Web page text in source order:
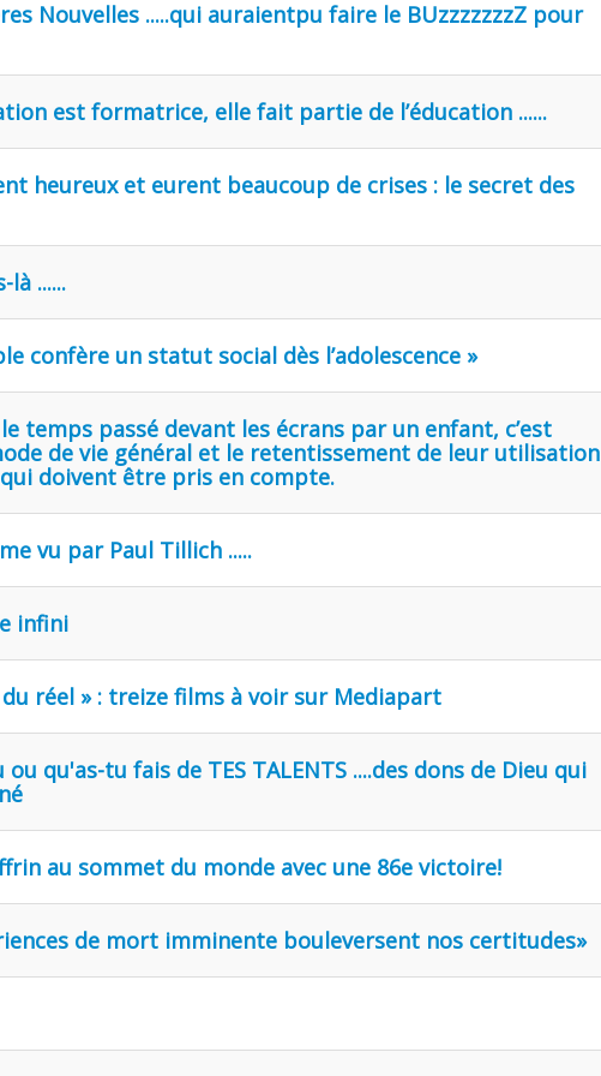
Nouvelles .....qui auraientpu faire le BUzzzzzzzZ pour
est formatrice, elle fait partie de l’éducation ......
heureux et eurent beaucoup de crises : le secret des
......
confère un statut social dès l’adolescence »
temps passé devant les écrans par un enfant, c’est
de vie général et le retentissement de leur utilisation
doivent être pris en compte.
vu par Paul Tillich .....
infini
réel » : treize films à voir sur Mediapart
qu'as-tu fais de TES TALENTS ....des dons de Dieu qui
au sommet du monde avec une 86e victoire!
de mort imminente bouleversent nos certitudes»